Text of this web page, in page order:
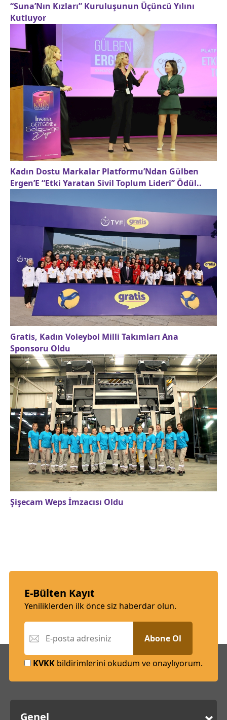
“Suna’Nın Kızları” Kuruluşunun Üçüncü Yılını
Kutluyor
Kadın Dostu Markalar Platformu’Ndan Gülben
Ergen’E “Etki Yaratan Sivil Toplum Lideri” Ödül..
Gratis, Kadın Voleybol Milli Takımları Ana
Sponsoru Oldu
Şişecam Weps İmzacısı Oldu
E-Bülten Kayıt
Yeniliklerden ilk önce siz haberdar olun.
Abone Ol
KVKK bildirimlerini okudum ve onaylıyorum.
Genel